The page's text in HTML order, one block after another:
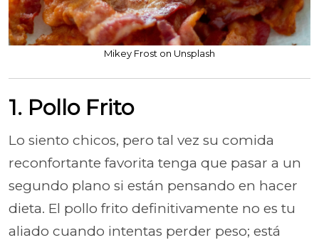
Mikey Frost on Unsplash
1. Pollo Frito
Lo siento chicos, pero tal vez su comida
reconfortante favorita tenga que pasar a un
segundo plano si están pensando en hacer
dieta. El pollo frito definitivamente no es tu
aliado cuando intentas perder peso; está